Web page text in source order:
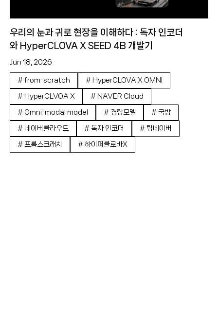
우리의 눈과 귀로 현장을 이해하다 : 독자 인코더
와 HyperCLOVA X SEED 4B 개발기
Jun 18, 2026
#from-scratch # HyperCLOVA X OMNI
# HyperCLVOA X # NAVER Cloud
#Omni-modal model # 경량모델 # 국방
# 네이버클라우드 # 독자 인코더 # 팀네이버
# 프롬스크래치 #하이퍼클로바X